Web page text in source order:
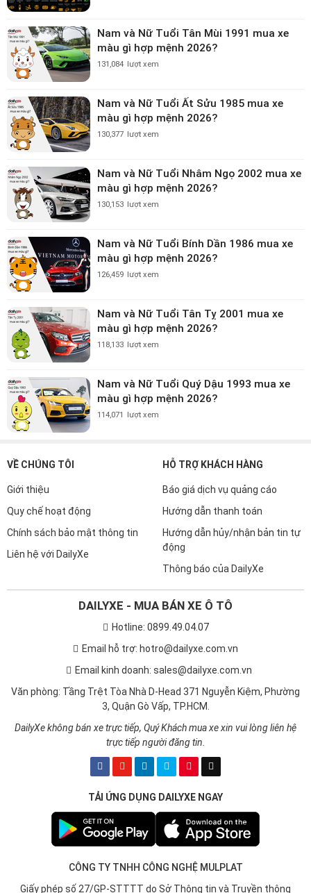
Nam và Nữ Tuổi Tân Mùi 1991 mua xe
màu gì hợp mệnh 2026?
131,084 lượt xem
Nam và Nữ Tuổi Ất Sửu 1985 mua xe
màu gì hợp mệnh 2026?
130,377 lượt xem
Nam và Nữ Tuổi Nhâm Ngọ 2002 mua xe
màu gì hợp mệnh 2026?
130,153 lượt xem
Nam và Nữ Tuổi Bính Dần 1986 mua xe
màu gì hợp mệnh 2026?
126,459 lượt xem
Nam và Nữ Tuổi Tân Tỵ 2001 mua xe
màu gì hợp mệnh 2026?
118,133 lượt xem
Nam và Nữ Tuổi Quý Dậu 1993 mua xe
màu gì hợp mệnh 2026?
114,071 lượt xem
VỀ CHÚNG TÔI
Giới thiệu
Quy chế hoạt động
Chính sách bảo mật thông tin
Liên hệ với DailyXe
HỖ TRỢ KHÁCH HÀNG
Báo giá dịch vụ quảng cáo
Hướng dẫn thanh toán
Hướng dẫn hủy/nhận bản tin tự
động
Thông báo của DailyXe
DAILYXE - MUA BÁN XE Ô TÔ
Hotline: 0899.49.04.07
Email hỗ trợ: hotro@dailyxe.com.vn
Email kinh doanh: sales@dailyxe.com.vn
Văn phòng: Tầng Trệt Tòa Nhà D-Head 371 Nguyễn Kiệm, Phường
3, Quận Gò Vấp, TP.HCM.
DailyXe không bán xe trực tiếp, Quý Khách mua xe xin vui lòng liên hệ
trực tiếp người đăng tin.
TẢI ỨNG DỤNG DAILYXE NGAY
CÔNG TY TNHH CÔNG NGHỆ MULPLAT
Giấy phép số 27/GP-STTTT do Sở Thông tin và Truyền thông